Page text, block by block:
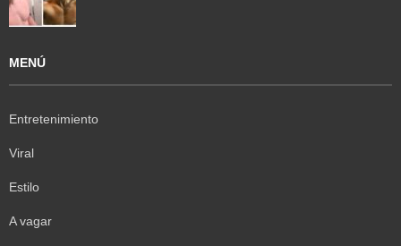
MENÚ
Entretenimiento
Viral
Estilo
A vagar